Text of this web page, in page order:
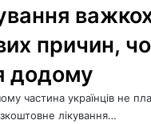
причин,
додому
частина українців не
лікування…